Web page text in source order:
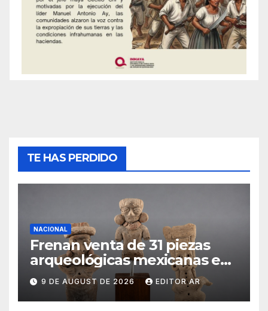
TE HAS PERDIDO
NACIONAL
Frenan venta de 31 piezas
arqueológicas mexicanas en
Estados Unidos
9 DE AUGUST DE 2026 EDITOR AR